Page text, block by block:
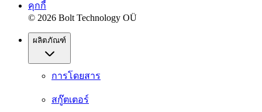
คุกกี้
© 2026 Bolt Technology OÜ
ผลิตภัณฑ์
การโดยสาร
สกู๊ตเตอร์